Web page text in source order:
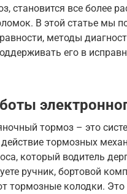
становится все более
В этой статье мы
методы
его в
тормоз – это
тормозных
который водитель
ручник, бортовой
тормозные колодки.